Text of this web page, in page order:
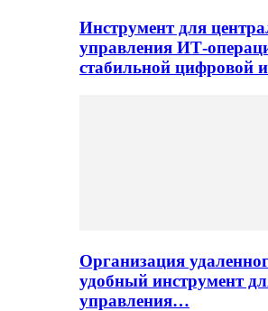
Инструмент для
управления ИТ-
стабильной цифровой
Организация
удобный инструмент
управления…